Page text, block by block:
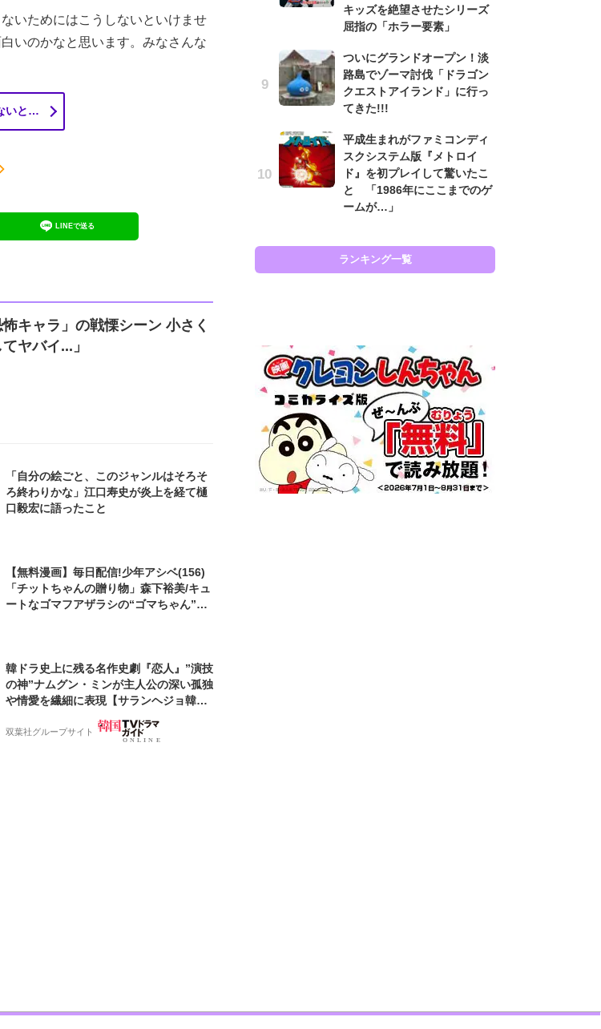
いためにはこうしないといけませ
いのかなと思います。みなさんな
いと…
LINEで送る
キャラ」の戦慄シーン 小さく
ヤバイ...」
「自分の絵ごと、このジャンルはそろそ
ろ終わりかな」江口寿史が炎上を経て樋
口毅宏に語ったこと
【無料漫画】毎日配信!少年アシベ(156)
「チットちゃんの贈り物」森下裕美/キュ
ートなゴマフアザラシの“ゴマちゃん”を
韓ドラ史上に残る名作史劇『恋人』”演技
の神”ナムグン・ミンが主人公の深い孤独
や情愛を繊細に表現【サランヘジョ韓ド
双葉社グループサイト
キッズを絶望させたシリーズ
屈指の「ホラー要素」
ついにグランドオープン！淡
路島でゾーマ討伐「ドラゴン
クエストアイランド」に行っ
てきた!!!
平成生まれがファミコンディ
スクシステム版『メトロイ
ド』を初プレイして驚いたこ
と 「1986年にここまでのゲ
ームが…」
ランキング一覧